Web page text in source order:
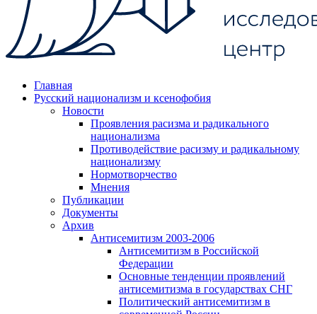
Главная
Русский национализм и ксенофобия
Новости
Проявления расизма и радикального
национализма
Противодействие расизму и радикальному
национализму
Нормотворчество
Мнения
Публикации
Документы
Архив
Антисемитизм 2003-2006
Антисемитизм в Российской
Федерации
Основные тенденции проявлений
антисемитизма в государствах СНГ
Политический антисемитизм в